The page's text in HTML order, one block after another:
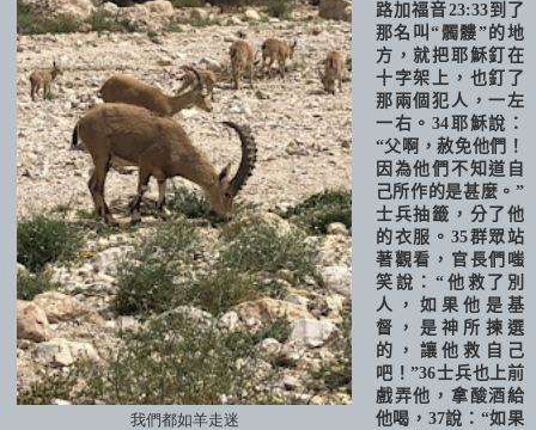
我們都如羊走迷
路加福音23:33到了
那名叫“髑髏”的地
方，就把耶穌釘在
十字架上，也釘了
那兩個犯人，一左
一右。34耶穌說：
“父啊，赦免他們！
因為他們不知道自
己所作的是甚麼。”
士兵抽籤，分了他
的衣服。 35群眾站
著觀看，官長們嗤
笑說：“他救了別
人，如果他是基
督，是神所揀選
的，讓他救自己
吧！”36士兵也上前
戲弄他，拿酸酒給
他喝， 37說：“如果